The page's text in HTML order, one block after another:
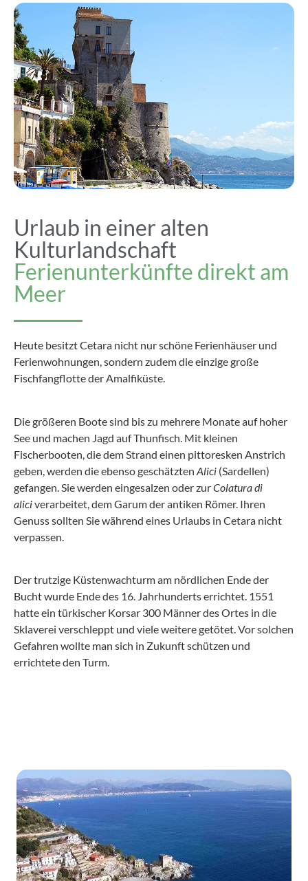
Urlaub in einer alten
Kulturlandschaft
Ferienunterkünfte direkt am
Meer
Heute besitzt Cetara nicht nur schöne Ferienhäuser und
Ferienwohnungen, sondern zudem die einzige große
Fischfangflotte der Amalfiküste.
Die größeren Boote sind bis zu mehrere Monate auf hoher
See und machen Jagd auf Thunfisch. Mit kleinen
Fischerbooten, die dem Strand einen pittoresken Anstrich
geben, werden die ebenso geschätzten Alici (Sardellen)
gefangen. Sie werden eingesalzen oder zurColatura di
aliciverarbeitet, dem Garum der antiken Römer. Ihren
Genuss sollten Sie während eines Urlaubs in Cetara nicht
verpassen.
Der trutzige Küstenwachturm am nördlichen Ende der
Bucht wurde Ende des 16. Jahrhunderts errichtet. 1551
hatte ein türkischer Korsar 300 Männer des Ortes in die
Sklaverei verschleppt und viele weitere getötet. Vor solchen
Gefahren wollte man sich in Zukunft schützen und
errichtete den Turm.